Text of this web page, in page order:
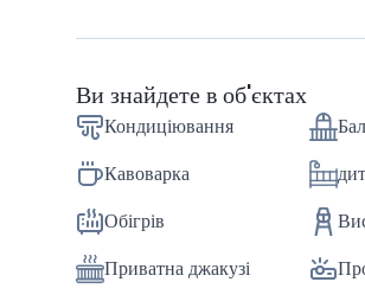
Ви знайдете в об'єктах
Кондиціювання
Кавоварка
Обігрів
Приватна джакузі